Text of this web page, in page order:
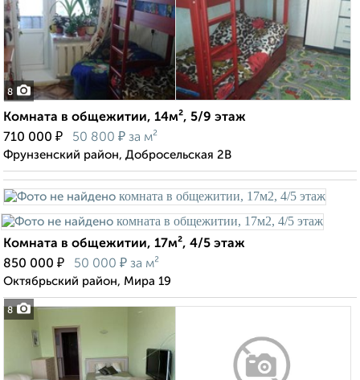
8
Комната в общежитии, 14м², 5/9 этаж
710 000 ₽ 50 800 ₽ за м²
Фрунзенский район, Добросельская 2В
8
Комната в общежитии, 17м², 4/5 этаж
850 000 ₽ 50 000 ₽ за м²
Октябрьский район, Мира 19